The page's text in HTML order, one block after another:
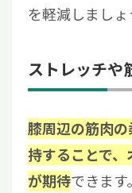
を軽減しましょ
ストレッチや
膝周辺の筋肉
持することで
が期待できます。